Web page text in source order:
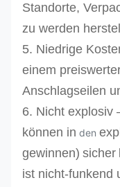
Standorte,
zu werden
5. Niedrige
einem
Anschlagseilen
6. Nicht explosiv
können in den
gewinnen) sicher
ist nicht-funkend